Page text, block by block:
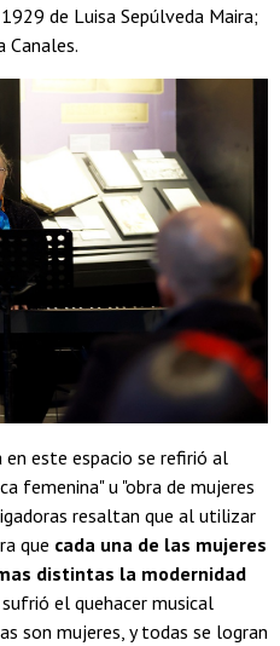
de Luisa Sepúlveda Maira;
Canales.
este espacio se refirió al
femenina" u "obra de mujeres
resaltan que al utilizar
que cada una de las mujeres
distintas la modernidad
el quehacer musical
son mujeres, y todas se logran